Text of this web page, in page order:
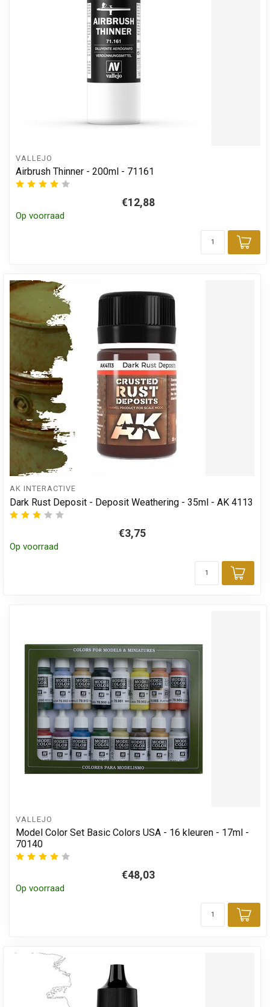
VALLEJO
Airbrush Thinner - 200ml - 71161
€12,88
Op voorraad
AK INTERACTIVE
Dark Rust Deposit - Deposit Weathering - 35ml - AK 4113
€3,75
Op voorraad
VALLEJO
Model Color Set Basic Colors USA - 16 kleuren - 17ml -
70140
€48,03
Op voorraad